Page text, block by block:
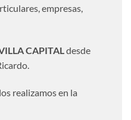
empresas,
CAPITALdesde
realizamos en la